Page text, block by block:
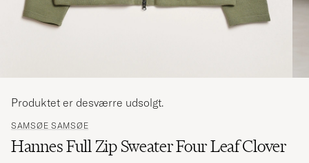
SAMSØE SAMSØE
Hannes Full Zip Sweater Four Leaf Clover
Produktet er desværre udsolgt.